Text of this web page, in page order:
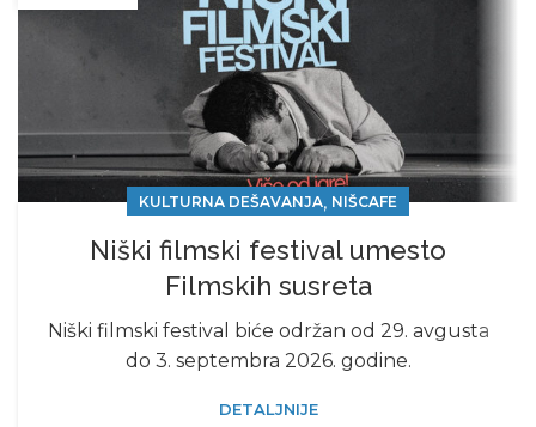
KULTURNA DEŠAVANJA, NIŠCAFE
Niški filmski festival umesto
Filmskih susreta
Niški filmski festival biće održan od 29. avgusta
do 3. septembra 2026. godine.
DETALJNIJE